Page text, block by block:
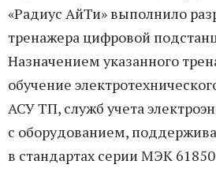
«Радиус АйТи» выполнило
тренажера цифровой
Назначением указанного
обучение
АСУ ТП, служб учета
с оборудованием,
в стандартах серии МЭК